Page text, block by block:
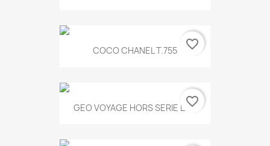
COCO CHANEL T.755 favorite_border
GEO VOYAGE HORS SERIE LA...
favorite_border